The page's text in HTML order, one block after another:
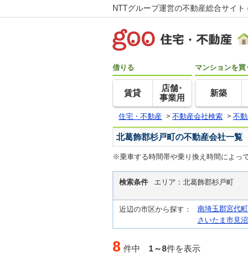
NTTグループ運営の不動産総合サイト
借りる
賃貸
店舗･
事業用
マンションを買
新築
住宅・不動産 > 不動産会社検索 > 不
北葛飾郡杉戸町の不動産会社一覧
※乗車する時間帯や乗り換え時間によっ
検索条件 エリア：北葛飾郡杉戸町
近辺の市区から探す： 南埼玉郡宮代町
さいたま市見
8 件中 1～8件を表示